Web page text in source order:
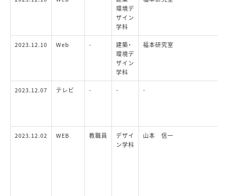
環境デ
ザイン
学科
2023.12.10 Web -
建築・
環境デ
ザイン
学科
福本研究室
2023.12.07 テレビ - - -
2023.12.02 WEB 教職員
デザイ
ン学科
山本 信一